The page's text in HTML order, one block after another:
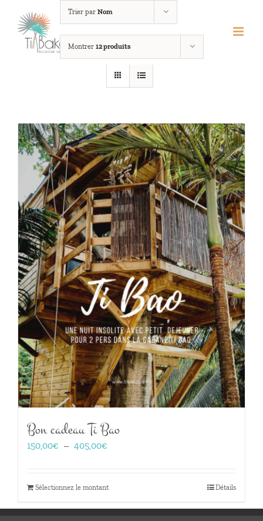
contenu
Trier par Nom
Montrer 12 produits
Bon cadeau Ti Bao
150,00€ – 405,00€
à
Sélectionnez le montant Détails